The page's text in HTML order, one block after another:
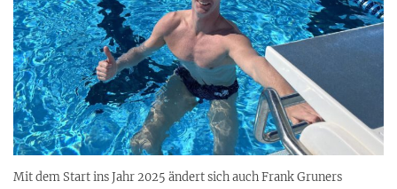
Mit dem Start ins Jahr 2025 ändert sich auch Frank Gruners